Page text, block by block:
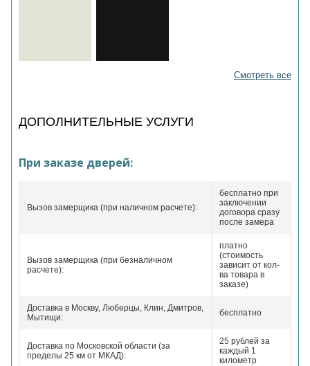
Смотреть все
ДОПОЛНИТЕЛЬНЫЕ УСЛУГИ
При заказе дверей:
Вызов замерщика (при наличном расчете):
бесплатно при
заключении
договора сразу
после замера
Вызов замерщика (при безналичном
расчете):
платно
(стоимость
зависит от кол-
ва товара в
заказе)
Доставка в Москву, Люберцы, Клин, Дмитров,
Мытищи:
бесплатно
Доставка по Московской области (за
пределы 25 км от МКАД):
25 рублей за
каждый 1
километр